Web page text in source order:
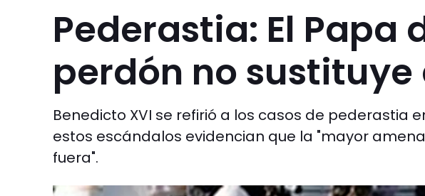
Pederastia: El Papa
perdón no
Benedicto XVI se refirió a los casos de pederastia
estos escándalos evidencian que la "mayor
fuera".